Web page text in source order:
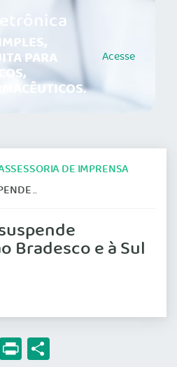
PARA Acesse
DE IMPRENSA
À SUL AMÉRICA
Bradesco e à Sul
Email
Print